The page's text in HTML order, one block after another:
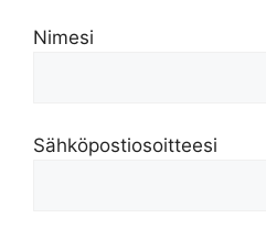
Nimesi
Sähköpostiosoitteesi